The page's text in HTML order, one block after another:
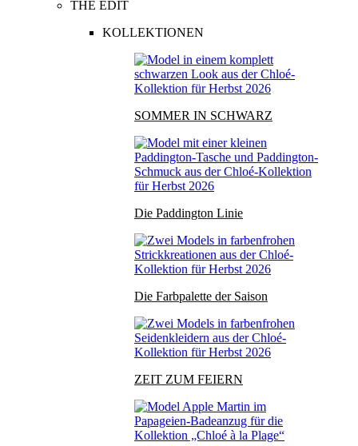
THE EDIT
KOLLEKTIONEN
SOMMER IN SCHWARZ
Die Paddington Linie
Die Farbpalette der Saison
ZEIT ZUM FEIERN